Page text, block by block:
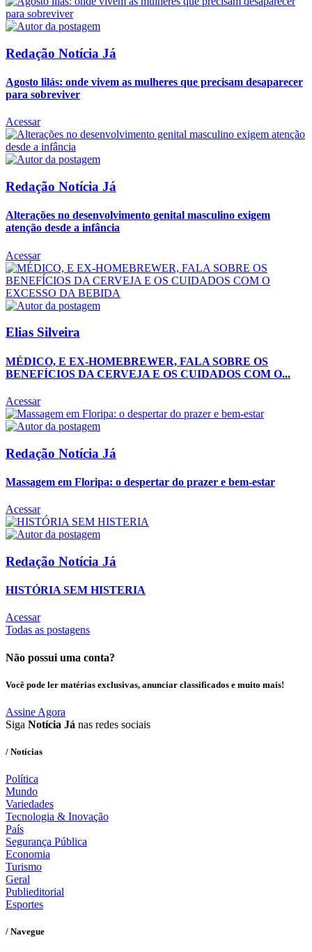
Redação Notícia Já
Agosto lilás: onde vivem as mulheres que precisam desaparecer
para sobreviver
Acessar
Redação Notícia Já
Alterações no desenvolvimento genital masculino exigem
atenção desde a infância
Acessar
Elias Silveira
MÉDICO, E EX-HOMEBREWER, FALA SOBRE OS
BENEFÍCIOS DA CERVEJA E OS CUIDADOS COM O...
Acessar
Redação Notícia Já
Massagem em Floripa: o despertar do prazer e bem-estar
Acessar
Redação Notícia Já
HISTÓRIA SEM HISTERIA
Acessar
Todas as postagens
Não possui uma conta?
Você pode ler matérias exclusivas, anunciar classificados e muito mais!
Assine Agora
Siga Notícia Já nas redes sociais
/ Notícias
Política
Mundo
Variedades
Tecnologia & Inovação
País
Segurança Pública
Economia
Turismo
Geral
Publieditorial
Esportes
/ Navegue